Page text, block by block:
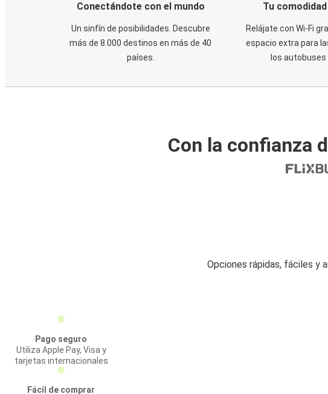
Conectándote con el mundo
Un sinfín de posibilidades. Descubre
más de 8.000 destinos en más de 40
países.
Tu
Relájate con Wi-Fi
espacio extra para
los autobuses
Con la confianza
Opciones rápidas, fáciles y
Pago seguro
Utiliza Apple Pay, Visa y
tarjetas internacionales
Fácil de comprar